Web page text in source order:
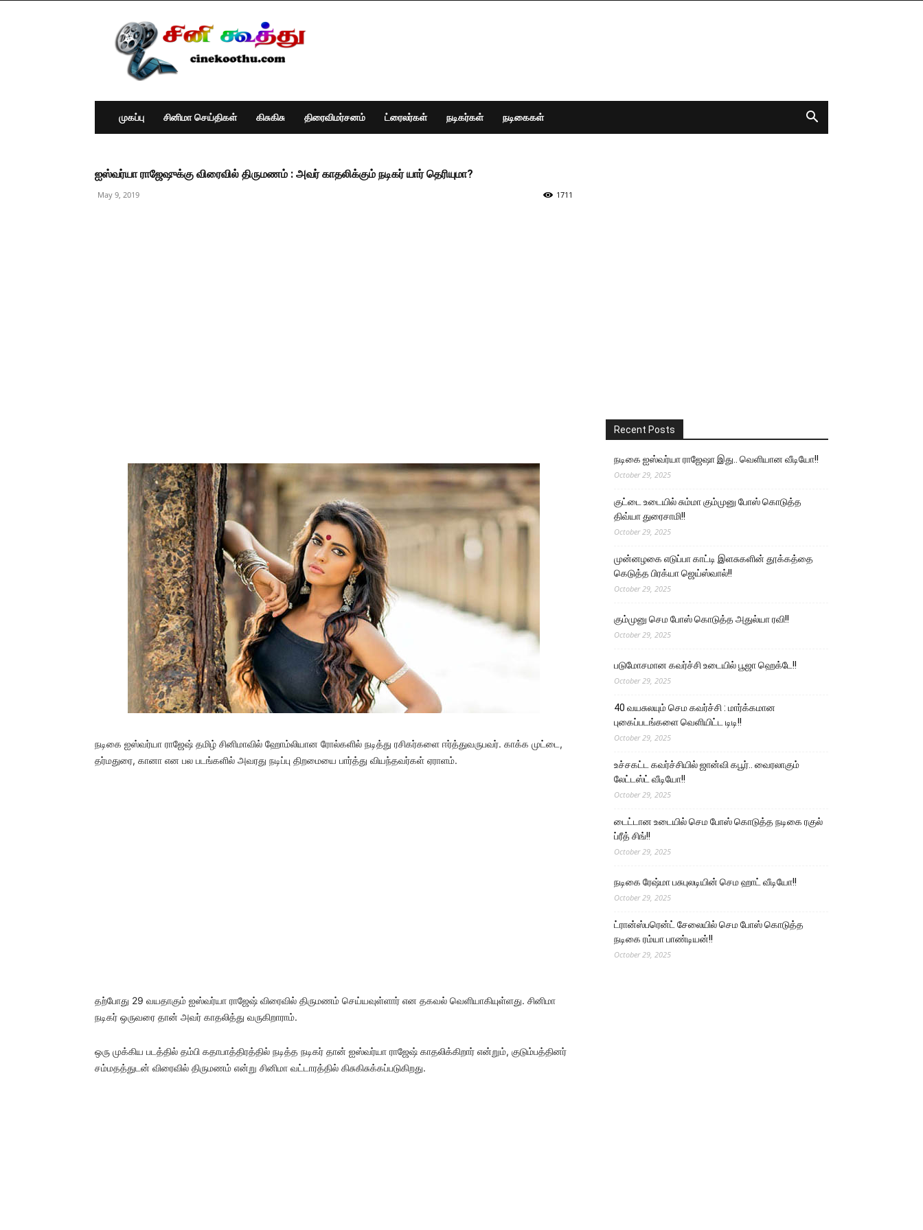
Cine
Koothu
:
Tamil
Cinema
News
முகப்பு
சினிமா செய்திகள் கிசுகிசு திரைவிமர்சனம் ட்ரைலர்கள் நடிகர்கள் நடிகைகள்
ஐஸ்வர்யா ராஜேஷுக்கு விரைவில் திருமணம் : அவர் காதலிக்கும் நடிகர் யார் தெரியுமா?
May 9, 2019 1711
நடிகை ஐஸ்வர்யா ராஜேஷ் தமிழ் சினிமாவில் ஹோம்லியான ரோல்களில் நடித்து ரசிகர்களை ஈர்த்துவருபவர். காக்க முட்டை,
தர்மதுரை, கானா என பல படங்களில் அவரது நடிப்பு திறமையை பார்த்து வியந்தவர்கள் ஏராளம்.
தற்போது 29 வயதாகும் ஐஸ்வர்யா ராஜேஷ் விரைவில் திருமணம் செய்யவுள்ளார் என தகவல் வெளியாகியுள்ளது. சினிமா
நடிகர் ஒருவரை தான் அவர் காதலித்து வருகிறாராம்.
ஒரு முக்கிய படத்தில் தம்பி கதாபாத்திரத்தில் நடித்த நடிகர் தான் ஐஸ்வர்யா ராஜேஷ் காதலிக்கிறார் என்றும், குடும்பத்தினர்
சம்மதத்துடன் விரைவில் திருமணம் என்று சினிமா வட்டாரத்தில் கிசுகிசுக்கப்படுகிறது.
Recent Posts
நடிகை ஐஸ்வர்யா ராஜேஷா இது.. வெளியான வீடியோ!!
October 29, 2025
குட்டை உடையில் சும்மா கும்முனு போஸ் கொடுத்த
திவ்யா துரைசாமி!!
October 29, 2025
முன்னழகை எடுப்பா காட்டி இளசுகளின் தூக்கத்தை
கெடுத்த பிரக்யா ஜெய்ஸ்வால்!!
October 29, 2025
கும்முனு செம போஸ் கொடுத்த அதுல்யா ரவி!!
October 29, 2025
படுமோசமான கவர்ச்சி உடையில் பூஜா ஹெக்டே!!
October 29, 2025
40 வயசுலயும் செம கவர்ச்சி : மார்க்கமான
புகைப்படங்களை வெளியிட்ட டிடி!!
October 29, 2025
உச்சகட்ட கவர்ச்சியில் ஜான்வி கபூர்.. வைரலாகும்
லேட்டஸ்ட் வீடியோ!!
October 29, 2025
டைட்டான உடையில் செம போஸ் கொடுத்த நடிகை ரகுல்
ப்ரீத் சிங்!!
October 29, 2025
நடிகை ரேஷ்மா பசுபுலடியின் செம ஹாட் வீடியோ!!
October 29, 2025
ட்ரான்ஸ்பரென்ட் சேலையில் செம போஸ் கொடுத்த
நடிகை ரம்யா பாண்டியன்!!
October 29, 2025